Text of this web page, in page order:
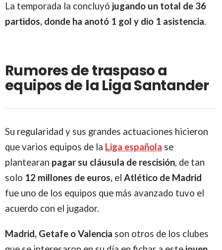
La temporada la concluyó jugando un total de 36
partidos, donde ha anotó 1 gol y dio 1 asistencia.
Rumores de traspaso a
equipos de la Liga Santander
Su regularidad y sus grandes actuaciones hicieron
que varios equipos de la Liga española se
plantearan pagar su cláusula de rescisión, de tan
solo 12 millones de euros, el Atlético de Madrid
fue uno de los equipos que más avanzado tuvo el
acuerdo con el jugador.
Madrid, Getafe o Valencia son otros de los clubes